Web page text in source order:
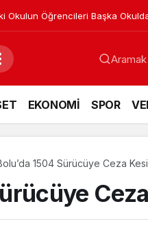
Görenler Yangın Sandı,
EKONOMİ SPOR
1504 Sürücüye Ceza